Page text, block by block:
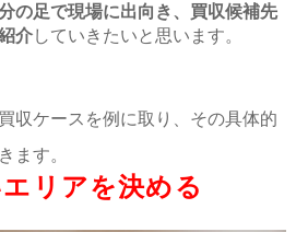
の足で現場に出向き、買収候補先
介していきたいと思います。
収ケースを例に取り、その具体的
ます。
リアを決める